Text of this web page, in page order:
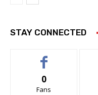
STAY CONNECTED
0
Fans